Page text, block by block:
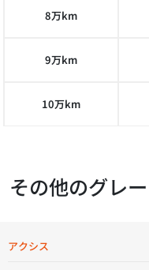
8万km
9万km
10万km
その他のグレ
アクシス